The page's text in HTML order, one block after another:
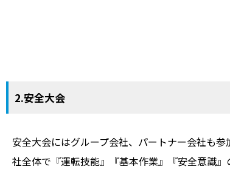
2.安全大会
安全大会にはグループ会社、パートナー会社も
社全体で『運転技能』『基本作業』『安全意識